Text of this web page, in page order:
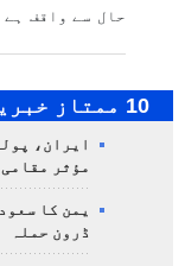
حال سے واقف ہے
10 ممتاز خبریں
مؤثر
یمن کا
ڈرون حملہ